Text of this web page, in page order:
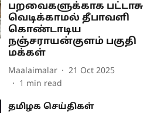
பறவைகளுக்காக பட்டாசு
வெடிக்காமல் தீபாவளி
கொண்டாடிய
நஞ்சராயன்குளம் பகுதி
மக்கள்
Maalaimalar
21 Oct 2025
1 min read
தமிழக செய்திகள்